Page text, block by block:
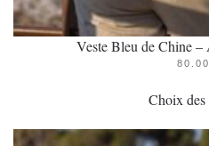
Veste Bleu de Chine
80.00
Choix